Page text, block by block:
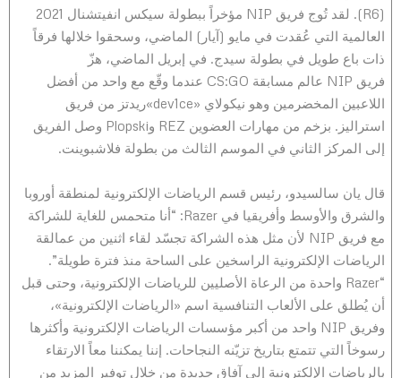
(R6). لقد تُوج فريق NIP مؤخراً ببطولة سيكس انفيتشنال 2021
العالمية التي عُقدت في مايو (آيار) الماضي، وسحقوا خلالها فرقاً
ذات باع طويل في بطولة سيدج. في إبريل الماضي، هزّ
فريق NIP عالم مسابقة CS:GO عندما وقّع مع واحد من أفضل
اللاعبين المخضرمين وهو نيكولاي «dev1ce»ريدتز من فريق
استراليز. بزخم من مهارات العضوين REZ وPlopski وصل الفريق
إلى المركز الثاني في الموسم الثالث من بطولة فلاشبوينت.
قال يان سالسيدو، رئيس قسم الرياضات الإلكترونية لمنطقة أوروبا
والشرق والأوسط وأفريقيا في Razer: “أنا متحمس للغاية للشراكة
مع فريق NIP لأن مثل هذه الشراكة تجسّد لقاء اثنين من عمالقة
الرياضات الإلكترونية الراسخين على الساحة منذ فترة طويلة”.
“Razer واحدة من الرعاة الأصليين للرياضات الإلكترونية، وحتى قبل
أن يُطلق على الألعاب التنافسية اسم «الرياضات الإلكترونية»،
وفريق NIP واحد من أكبر مؤسسات الرياضات الإلكترونية وأكثرها
رسوخاً التي تتمتع بتاريخ تزيّنه النجاحات. إننا يمكننا معاً الارتقاء
بالرياضات الإلكترونية إلى آفاق جديدة من خلال توفير المزيد من